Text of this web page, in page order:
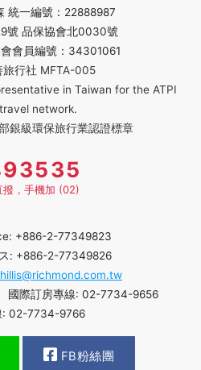
統一編號：22888987
號 品保協會北0030號
會員編號：34301061
旅行社 MFTA-005
in Taiwan for the ATPI
network.
銀級環保旅行業認證標章
撥，手機加 (02)
+886-2-77349823
: +886-2-77349826
國際訂房專線: 02-7734-9656
: 02-7734-9766
FB粉絲團